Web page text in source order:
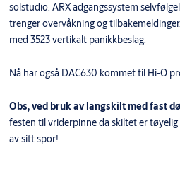
solstudio. ARX adgangssystem
trenger overvåkning og
med 3523 vertikalt panikkbeslag.
Nå har også DAC630 kommet til Hi-O
Obs, ved bruk av langskilt med fast
festen til vriderpinne da skiltet er
av sitt spor!